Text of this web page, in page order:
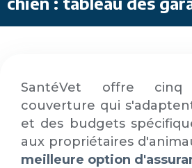
SantéVet offre
couverture qui
et des budgets
aux propriétaires
meilleure option